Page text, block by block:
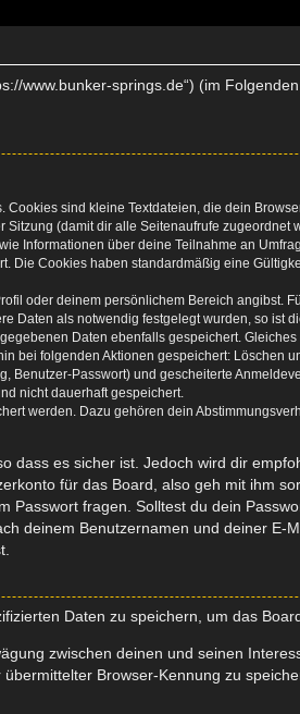
www.bunker-springs.de“) (im
sind kleine Textdateien, die dein
(damit dir alle Seitenaufrufe
Informationen über deine Teilnahme an
Cookies haben standardmäßig eine
oder deinem persönlichem Bereich angibst.
Daten als notwendig festgelegt wurden, so ist
Daten ebenfalls gespeichert.
bei folgenden Aktionen gespeichert: Löschen
Passwort) und gescheiterte
nicht dauerhaft gespeichert.
werden. Dazu gehören dein
dass es sicher ist. Jedoch wird dir
für das Board, also geh mit ihm
fragen. Solltest du dein
deinem Benutzernamen und deiner
Daten zu speichern, um das
zwischen deinen und seinen
Browser-Kennung zu